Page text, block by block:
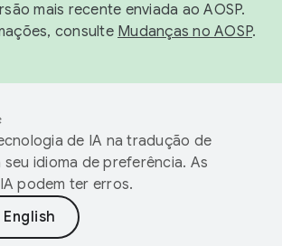
mais recente enviada ao AOSP.
consulte Mudanças no AOSP.
de IA na tradução de
idioma de preferência. As
podem ter erros.